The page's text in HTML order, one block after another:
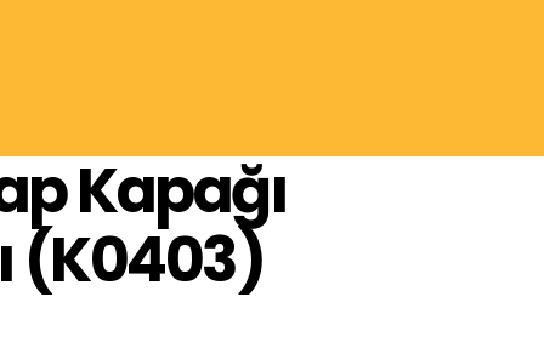
Kapağı
(K0403)